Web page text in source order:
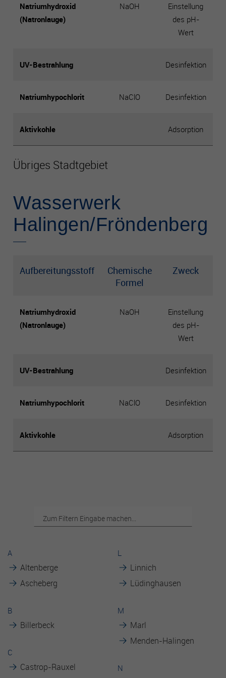
Natriumhydroxid
(Natronlauge)
NaOH
Einstellung
des pH-
Wert
UV-Bestrahlung Desinfektion
Natriumhypochlorit NaClO Desinfektion
Aktivkohle Adsorption
Übriges Stadt­gebiet
Wasserwerk
Halingen/Fröndenberg
Aufbereitungsstoff
Chemische
Formel
Zweck
Natriumhydroxid
(Natronlauge)
NaOH
Einstellung
des pH-
Wert
UV-Bestrahlung Desinfektion
Natriumhypochlorit NaClO Desinfektion
Aktivkohle Adsorption
A
Altenberge
Ascheberg
B
Billerbeck
C
Castrop-Rauxel
L
Linnich
Lüdinghausen
M
Marl
Menden-Halingen
N
Es besteht insbesondere das Risiko, dass Ihre Daten durch
US-Behörden zu Kontroll- und Überwachungszwecken
verarbeitet werden können.